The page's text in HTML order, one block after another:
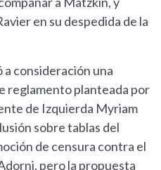
en su despedida de la
consideración una
reglamento planteada por
de Izquierda Myriam
sobre tablas del
de censura contra el
pero la propuesta